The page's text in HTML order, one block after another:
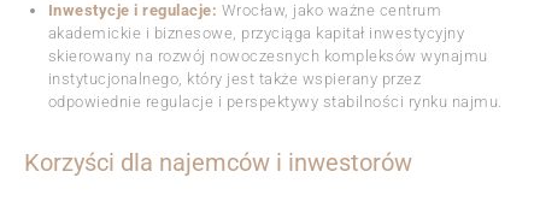
Inwestycje i regulacje: Wrocław, jako ważne centrum
akademickie i biznesowe, przyciąga kapitał inwestycyjny
skierowany na rozwój nowoczesnych kompleksów wynajmu
instytucjonalnego, który jest także wspierany przez
odpowiednie regulacje i perspektywy stabilności rynku najmu.
Korzyści dla najemców i inwestorów